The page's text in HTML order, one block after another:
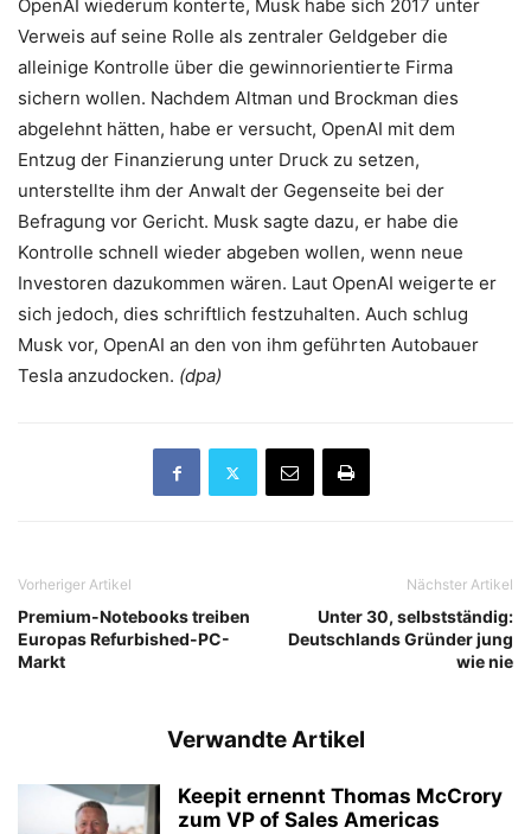
OpenAI wiederum konterte, Musk habe sich 2017 unter
Verweis auf seine Rolle als zentraler Geldgeber die
alleinige Kontrolle über die gewinnorientierte Firma
sichern wollen. Nachdem Altman und Brockman dies
abgelehnt hätten, habe er versucht, OpenAI mit dem
Entzug der Finanzierung unter Druck zu setzen,
unterstellte ihm der Anwalt der Gegenseite bei der
Befragung vor Gericht. Musk sagte dazu, er habe die
Kontrolle schnell wieder abgeben wollen, wenn neue
Investoren dazukommen wären. Laut OpenAI weigerte er
sich jedoch, dies schriftlich festzuhalten. Auch schlug
Musk vor, OpenAI an den von ihm geführten Autobauer
Tesla anzudocken. (dpa)
Vorheriger Artikel
Premium-Notebooks treiben
Europas Refurbished-PC-
Markt
Nächster Artikel
Unter 30, selbstständig:
Deutschlands Gründer jung
wie nie
Verwandte Artikel
Keepit ernennt Thomas McCrory
zum VP of Sales Americas